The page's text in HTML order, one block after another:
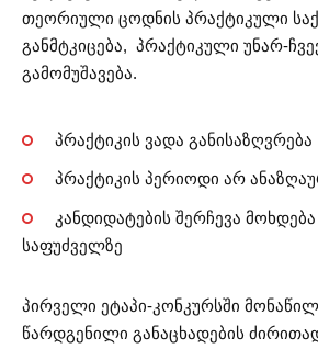
თეორიული ცოდნის პრაქტიკული
განმტკიცება, პრაქტიკული უნარ-
გამომუშავება.
პრაქტიკის ვადა
პრაქტიკის პერიოდი არ
კანდიდატების შერჩევა მოხდება
საფუძველზე
პირველი ეტაპი-კონკურსში
წარდგენილი განაცხადების